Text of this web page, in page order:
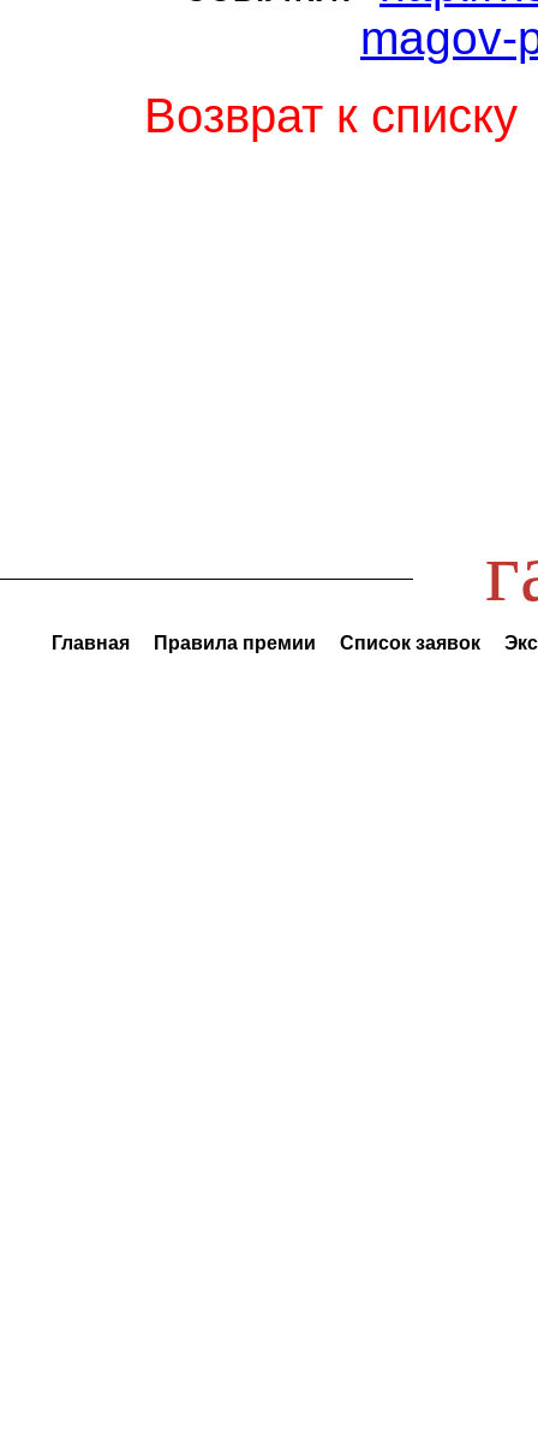
magov-
Возврат к списку
Главная Правила премии Список заявок